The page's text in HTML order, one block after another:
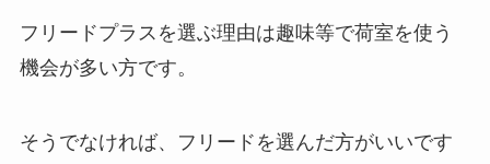
フリードプラスを選ぶ理由は趣味等で荷室を使う
機会が多い方です。
そうでなければ、フリードを選んだ方がいいです